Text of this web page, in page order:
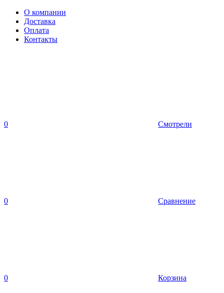
О компании
Доставка
Оплата
Контакты
0 Смотрели
0 Сравнение
0 Корзина